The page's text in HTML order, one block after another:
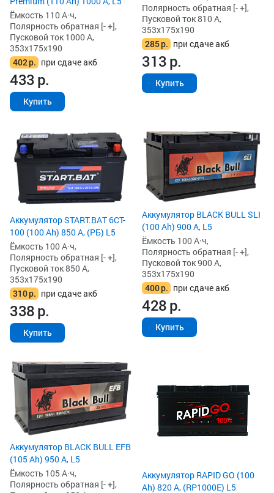
Ёмкость 110 А·ч,
Полярность обратная [- +],
Пусковой ток 1000 А,
353x175x190
402р. при сдаче акб
433р.
Купить
Полярность обратная [- +],
Пусковой ток 810 А,
353x175x190
285р. при сдаче акб
313р.
Купить
Аккумулятор START.BAT 6CT-
100 (100 Ah) 850 А, (РБ) L5
Ёмкость 100 А·ч,
Полярность обратная [- +],
Пусковой ток 850 А,
353x175x190
310р. при сдаче акб
338р.
Купить
Аккумулятор BLACK BULL SLI
(100 Ah) 900 А, L5
Ёмкость 100 А·ч,
Полярность обратная [- +],
Пусковой ток 900 А,
353x175x190
400р. при сдаче акб
428р.
Купить
Аккумулятор BLACK BULL EFB
(105 Ah) 950 А, L5
Ёмкость 105 А·ч,
Полярность обратная [- +],
Аккумулятор RAPID GO (100
Ah) 820 А, (RP1000E) L5